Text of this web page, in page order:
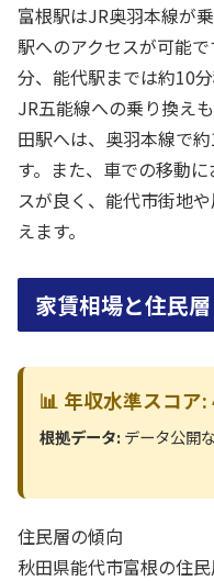
富根駅はJR奥羽本線が
駅へのアクセスが可能
分、能代駅までは約10
JR五能線への乗り換え
田駅へは、奥羽本線で
す。また、車での移動
スが良く、能代市街地
えます。
家賃相場と住民層
📊 年収水準スコア:
根拠データ:データ公開
住民層の傾向
秋田県能代市富根の住